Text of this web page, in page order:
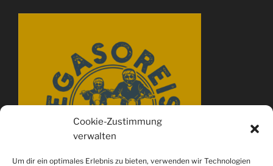
Cookie-Zustimmung
verwalten
Um dir ein optimales Erlebnis zu bieten, verwenden wir Technologien